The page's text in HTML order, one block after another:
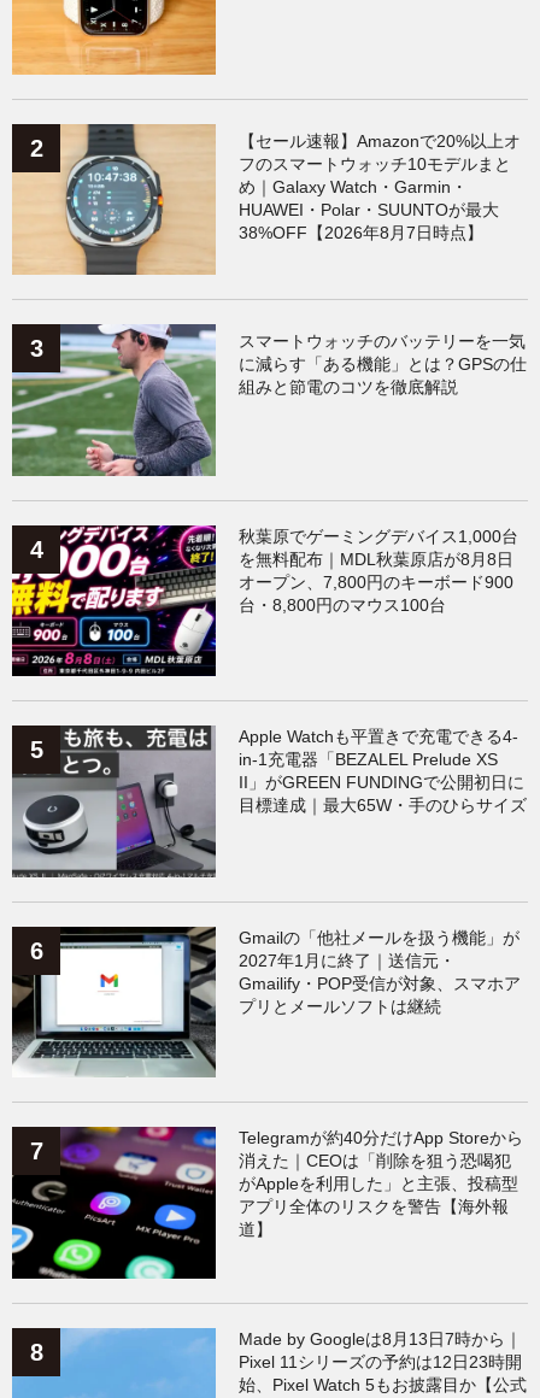
Xiaomi（118）
【セール速報】Amazonで20%以上オ
フのスマートウォッチ10モデルまと
め｜Galaxy Watch・Garmin・
HUAWEI・Polar・SUUNTOが最大
38%OFF【2026年8月7日時点】
スマートウォッチのバッテリーを一気
に減らす「ある機能」とは？GPSの仕
組みと節電のコツを徹底解説
秋葉原でゲーミングデバイス1,000台
を無料配布｜MDL秋葉原店が8月8日
オープン、7,800円のキーボード900
台・8,800円のマウス100台
Apple Watchも平置きで充電できる4-
in-1充電器「BEZALEL Prelude XS
II」がGREEN FUNDINGで公開初日に
目標達成｜最大65W・手のひらサイズ
Gmailの「他社メールを扱う機能」が
2027年1月に終了｜送信元・
Gmailify・POP受信が対象、スマホア
プリとメールソフトは継続
Telegramが約40分だけApp Storeから
消えた｜CEOは「削除を狙う恐喝犯
がAppleを利用した」と主張、投稿型
アプリ全体のリスクを警告【海外報
道】
Made by Googleは8月13日7時から｜
Pixel 11シリーズの予約は12日23時開
始、Pixel Watch 5もお披露目か【公式